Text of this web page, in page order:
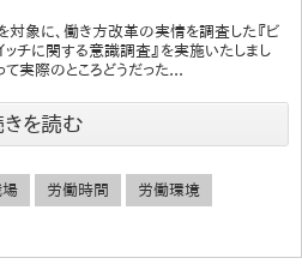
対象に、働き方改革の実情を調査した『ビ
チに関する意識調査』を実施いたしまし
実際のところどうだった...
を読む
労働時間 労働環境